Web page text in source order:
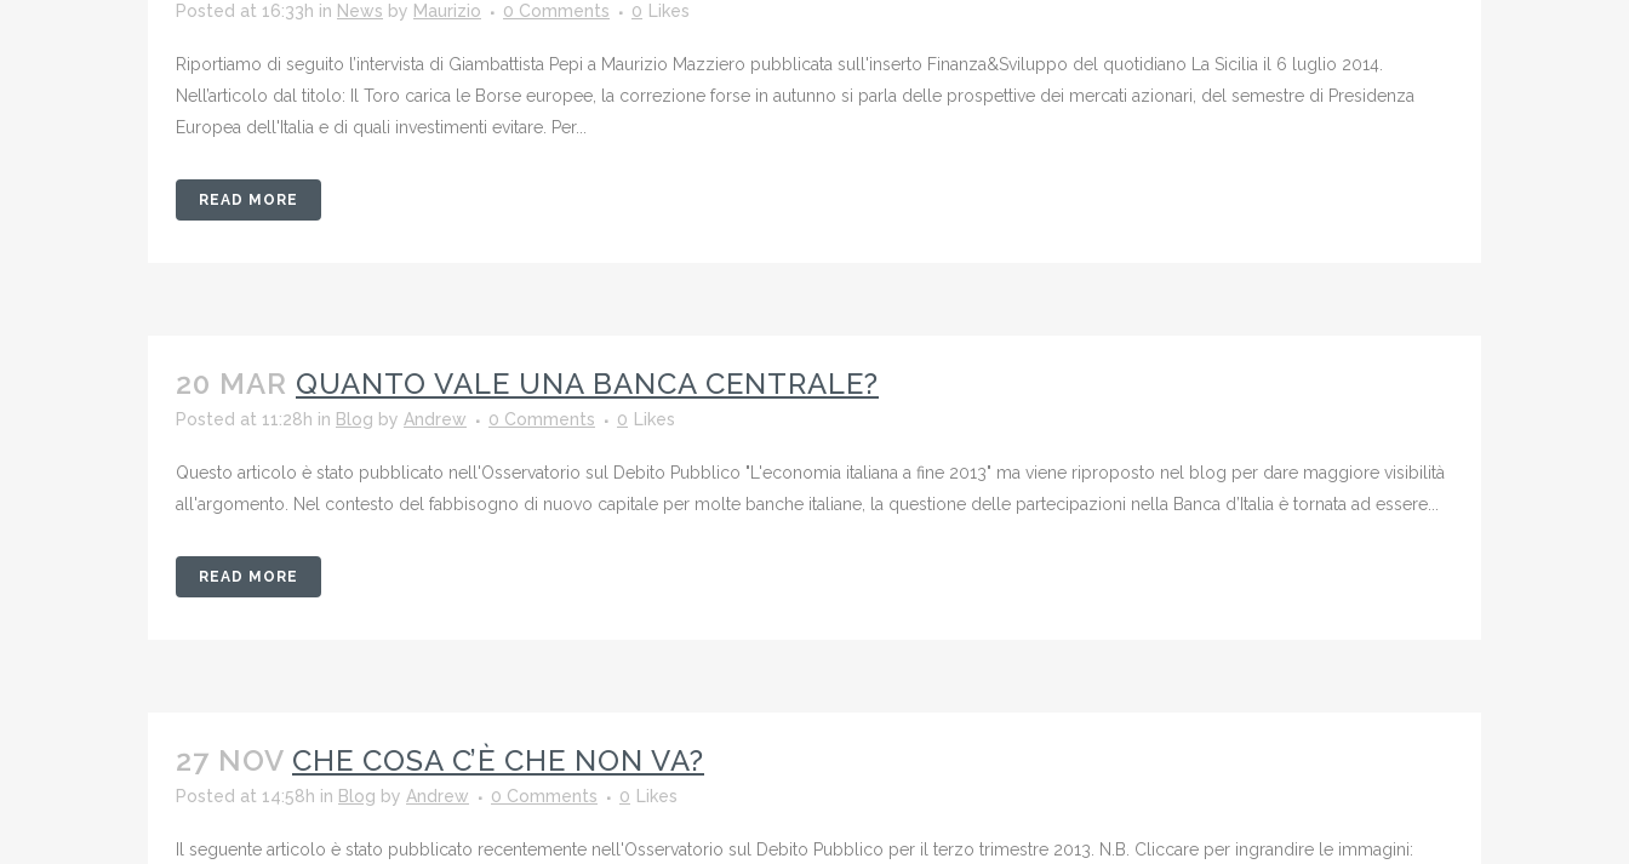
Posted at 16:33h in News by Maurizio 0 Comments 0 Likes
Riportiamo di seguito l’intervista di Giambattista Pepi a Maurizio Mazziero pubblicata sull'inserto Finanza&Sviluppo del quotidiano La Sicilia il 6 luglio 2014.
Nell’articolo dal titolo: Il Toro carica le Borse europee, la correzione forse in autunno si parla delle prospettive dei mercati azionari, del semestre di Presidenza
Europea dell'Italia e di quali investimenti evitare. Per...
READ MORE
20 MAR QUANTO VALE UNA BANCA CENTRALE?
Posted at 11:28h in Blog by Andrew 0 Comments 0 Likes
Questo articolo è stato pubblicato nell'Osservatorio sul Debito Pubblico "L'economia italiana a fine 2013" ma viene riproposto nel blog per dare maggiore visibilità
all'argomento. Nel contesto del fabbisogno di nuovo capitale per molte banche italiane, la questione delle partecipazioni nella Banca d’Italia è tornata ad essere...
READ MORE
27 NOV CHE COSA C’È CHE NON VA?
Posted at 14:58h in Blog by Andrew 0 Comments 0 Likes
Il seguente articolo è stato pubblicato recentemente nell'Osservatorio sul Debito Pubblico per il terzo trimestre 2013. N.B. Cliccare per ingrandire le immagini: